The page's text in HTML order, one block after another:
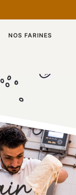
NOS FARINES